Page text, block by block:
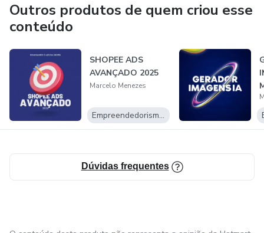
Outros produtos de quem criou esse
conteúdo
SHOPEE ADS
AVANÇADO 2025
Marcelo Menezes
Empreendedorismo Digital
Dúvidas frequentes